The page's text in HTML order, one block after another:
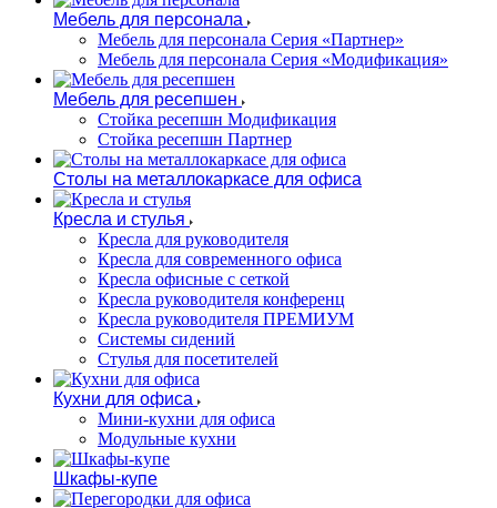
Мебель для персонала
Мебель для персонала Серия «Партнер»
Мебель для персонала Серия «Модификация»
Мебель для ресепшен
Стойка ресепшн Модификация
Стойка ресепшн Партнер
Столы на металлокаркасе для офиса
Кресла и стулья
Кресла для руководителя
Кресла для современного офиса
Кресла офисные с сеткой
Кресла руководителя конференц
Кресла руководителя ПРЕМИУМ
Системы сидений
Стулья для посетителей
Кухни для офиса
Мини-кухни для офиса
Модульные кухни
Шкафы-купе